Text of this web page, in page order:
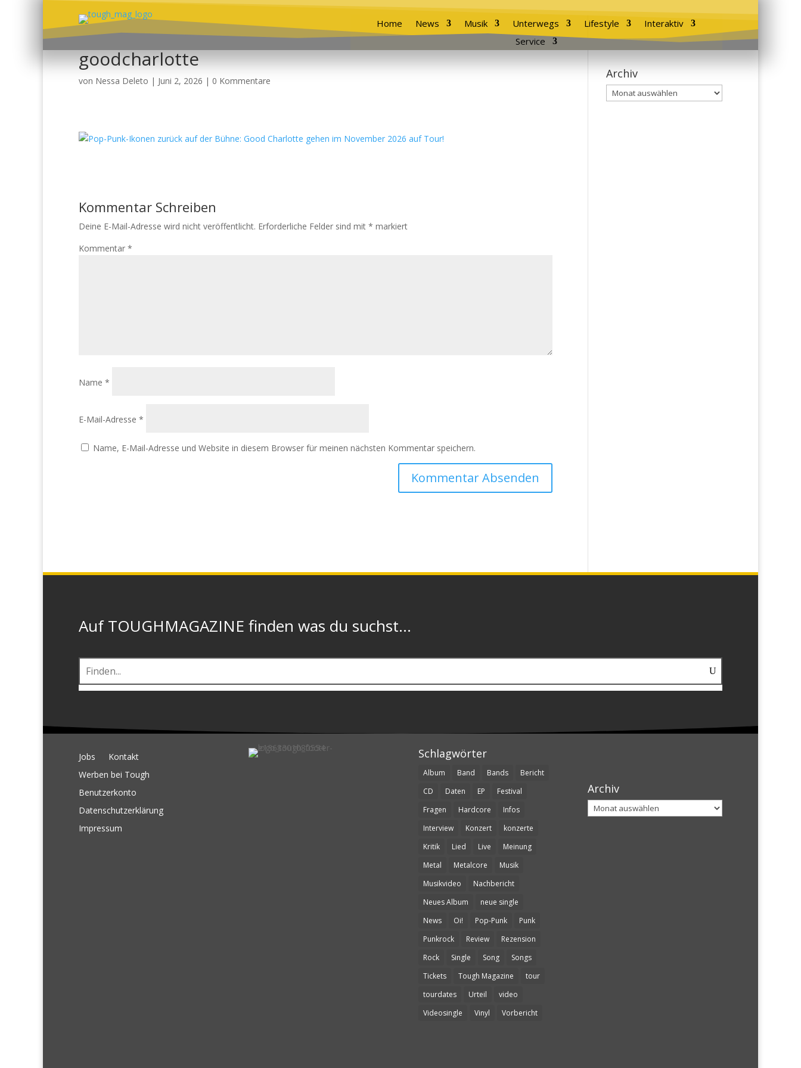
Home News Musik Unterwegs Lifestyle
Interaktiv
Service
goodcharlotte
von Nessa Deleto | Juni 2, 2026 | 0 Kommentare
Kommentar Schreiben
Deine E-Mail-Adresse wird nicht veröffentlicht. Erforderliche Felder sind mit * markiert
Kommentar *
Name *
E-Mail-Adresse *
Name, E-Mail-Adresse und Website in diesem Browser für meinen nächsten Kommentar speichern.
Archiv
Archiv
Auf TOUGHMAGAZINE finden was du suchst...
Jobs
Kontakt
Werben bei Tough
Benutzerkonto
Datenschutzerklärung
Impressum
Schlagwörter
Album Band Bands
Bericht
CD
Daten EP
Festival
Fragen
Hardcore
Infos
Interview
Konzert
konzerte
Kritik
Lied Live
Meinung
Metal
Metalcore
Musik
Musikvideo
Nachbericht
Neues Album
neue single
News
Oi! Pop-Punk
Punk
Punkrock
Review
Rezension
Rock
Single Song
Songs
Tickets
Tough Magazine
tour
tourdates
Urteil
video
Videosingle
Vinyl Vorbericht
Archiv
Archiv